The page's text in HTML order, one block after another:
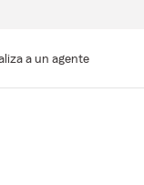
a un agente